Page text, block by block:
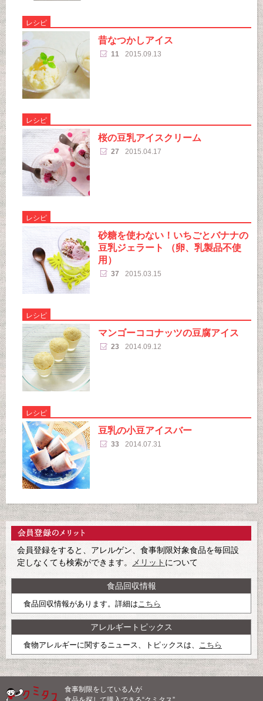
レシピ
昔なつかしアイス
11 2015.09.13
レシピ
桜の豆乳アイスクリーム
27 2015.04.17
レシピ
砂糖を使わない！いちごとバナナの
豆乳ジェラート （卵、乳製品不使
用）
37 2015.03.15
レシピ
マンゴーココナッツの豆腐アイス
23 2014.09.12
レシピ
豆乳の小豆アイスバー
33 2014.07.31
会員登録をすると、アレルゲン、食事制限対象食品を毎回設
定しなくても検索ができます。 メリット について
食品回収情報
食品回収情報があります。詳細は こちら
アレルギートピックス
食物アレルギーに関するニュース、トピックスは、 こちら
食事制限をしている人が